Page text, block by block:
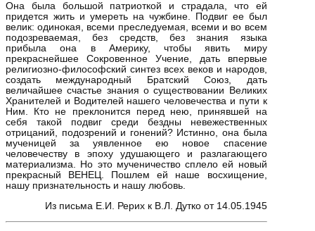
Она была большой патриоткой и страдала, что ей
придется жить и умереть на чужбине. Подвиг ее был
велик: одинокая, всеми преследуемая, всеми и во всем
подозреваемая, без средств, без знания языка
прибыла она в Америку, чтобы явить миру
прекраснейшее Сокровенное Учение, дать впервые
религиозно-философский синтез всех веков и народов,
создать международный Братский Союз, дать
величайшее счастье знания о существовании Великих
Хранителей и Водителей нашего человечества и пути к
Ним. Кто не преклонится перед нею, принявшей на
себя такой подвиг среди бездны невежественных
отрицаний, подозрений и гонений? Истинно, она была
мученицей за уявленное ею новое спасение
человечеству в эпоху удушающего и разлагающего
материализма. Но это мученичество сплело ей новый
прекрасный ВЕНЕЦ. Пошлем ей наше восхищение,
нашу признательность и нашу любовь.
Из письма Е.И. Рерих к В.Л. Дутко от 14.05.1945